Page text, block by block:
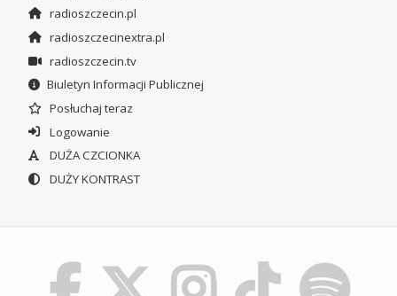
radioszczecin.pl
radioszczecinextra.pl
radioszczecin.tv
Biuletyn Informacji Publicznej
Posłuchaj teraz
Logowanie
DUŻA CZCIONKA
DUŻY KONTRAST